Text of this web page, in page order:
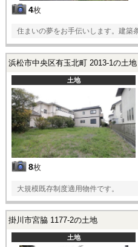
4枚
住まいの夢をお手伝いします。建築
浜松市中央区有玉北町 2013-1の土地
土地
8枚
大規模既存制度適用物件です。
掛川市宮脇 1177-2の土地
土地